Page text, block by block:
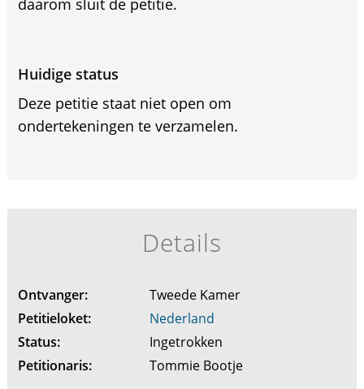
daarom sluit de petitie.
Huidige status
Deze petitie staat niet open om
ondertekeningen te verzamelen.
Details
Ontvanger:
Tweede Kamer
Petitieloket:
Nederland
Status:
Ingetrokken
Petitionaris:
Tommie Bootje